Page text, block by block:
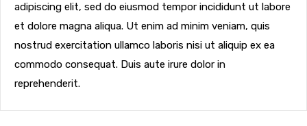
adipiscing elit, sed do eiusmod tempor incididunt ut labore
et dolore magna aliqua. Ut enim ad minim veniam, quis
nostrud exercitation ullamco laboris nisi ut aliquip ex ea
commodo consequat. Duis aute irure dolor in
reprehenderit.